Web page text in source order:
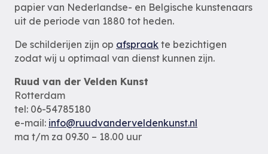
papier van Nederlandse- en Belgische kunstenaars
uit de periode van 1880 tot heden.
De schilderijen zijn op afspraak te bezichtigen
zodat wij u optimaal van dienst kunnen zijn.
Ruud van der Velden Kunst
Rotterdam
tel: 06-54785180
e-mail: info@ruudvanderveldenkunst.nl
ma t/m za 09.30 – 18.00 uur